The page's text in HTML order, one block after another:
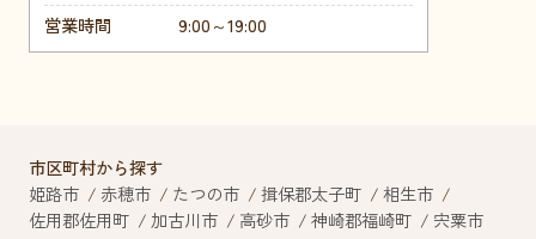
営業時間
9:00～19:00
市区町村から探す
姫路市
赤穂市 たつの市 揖保郡太子町
相生市
佐用郡佐用町
加古川市 高砂市 神崎郡福崎町
宍粟市